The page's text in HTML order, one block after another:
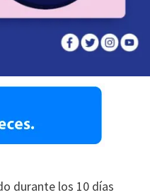
durante los 10 días